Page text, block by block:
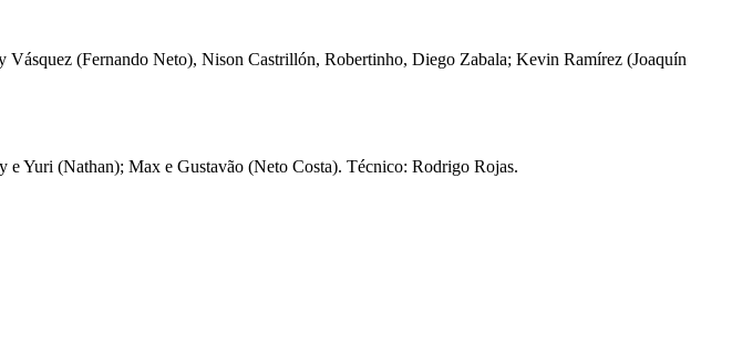
(Fernando Neto), Nison Castrillón, Robertinho, Diego Zabala; Kevin Ramírez (Joaquín
Yuri (Nathan); Max e Gustavão (Neto Costa). Técnico: Rodrigo Rojas.